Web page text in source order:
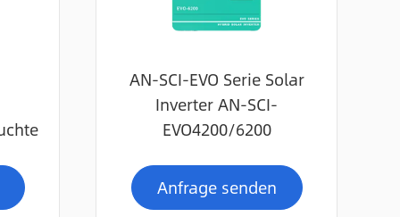
AN-SCI-EVO Serie Solar
Inverter AN-SCI-
EVO4200/6200
Anfrage senden